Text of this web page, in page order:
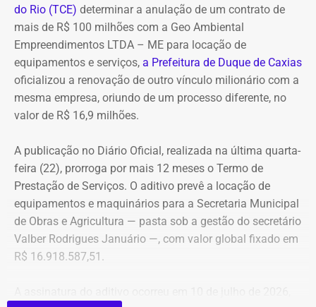
A empresa também destaca que não possui SUVs
blindados em sua frota própria, razão pela qual optou
pela locação dos veículos por meio de adesão à ata do
GSI.
Os veículos serão destinados exclusivamente aos
Suprimentos (DSU) e Segurança e Governança (DSG). O
contrato foi firmado com a empresa Rei dos Blindados
Locação de Veículos Ltda. e prevê a locação de quatro
SUVs zero quilômetro, com blindagem nível III-A, sem
motorista e sem fornecimento de combustível.
Cada automóvel custará R$ 8.977,78 por mês,
do Rio (TCE) determinar a anulação de um contrato de
mais de R$ 100 milhões com a Geo Ambiental
Empreendimentos LTDA – ME para locação de
equipamentos e serviços, a Prefeitura de Duque de Caxias
oficializou a renovação de outro vínculo milionário com a
mesma empresa, oriundo de um processo diferente, no
valor de R$ 16,9 milhões.
A publicação no Diário Oficial, realizada na última quarta-
feira (22), prorroga por mais 12 meses o Termo de
Prestação de Serviços. O aditivo prevê a locação de
equipamentos e maquinários para a Secretaria Municipal
de Obras e Agricultura — pasta sob a gestão do secretário
Valber Rodrigues Januário —, com valor global fixado em
R$ 16.918.587,51.